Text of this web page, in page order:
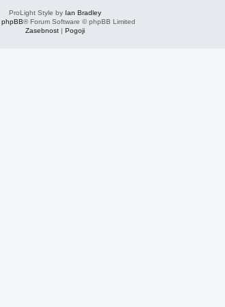
ProLight Style by Ian Bradley
phpBB® Forum Software © phpBB Limited
Zasebnost| Pogoji